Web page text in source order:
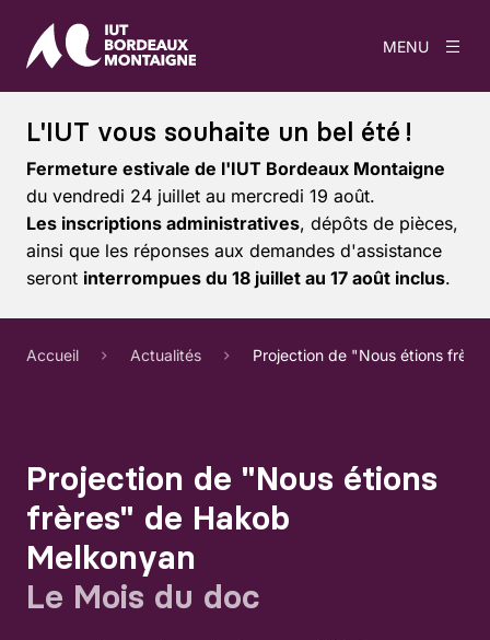
MENU
L'IUT vous souhaite un bel été !
Fermeture estivale de l'IUT Bordeaux Montaigne
du vendredi 24 juillet au mercredi 19 août.
Les inscriptions administratives, dépôts de pièces,
ainsi que les réponses aux demandes d'assistance
seront interrompues du 18 juillet au 17 août inclus.
Accueil Actualités Projection de "Nous étions
Projection de "Nous étions
frères" de Hakob
Melkonyan
Le Mois du doc